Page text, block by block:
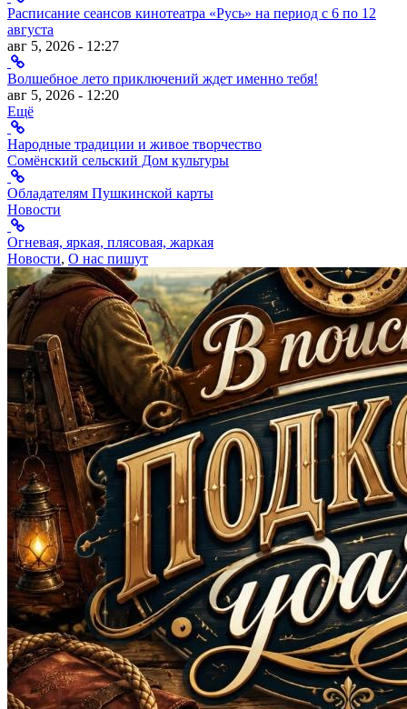
Расписание сеансов кинотеатра «Русь» на период с 6 по 12
августа
авг 5, 2026 - 12:27
Волшебное лето приключений ждет именно тебя!
авг 5, 2026 - 12:20
Ещё
Народные традиции и живое творчество
Сомёнский сельский Дом культуры
Обладателям Пушкинской карты
Новости
Огневая, яркая, плясовая, жаркая
Новости, О нас пишут